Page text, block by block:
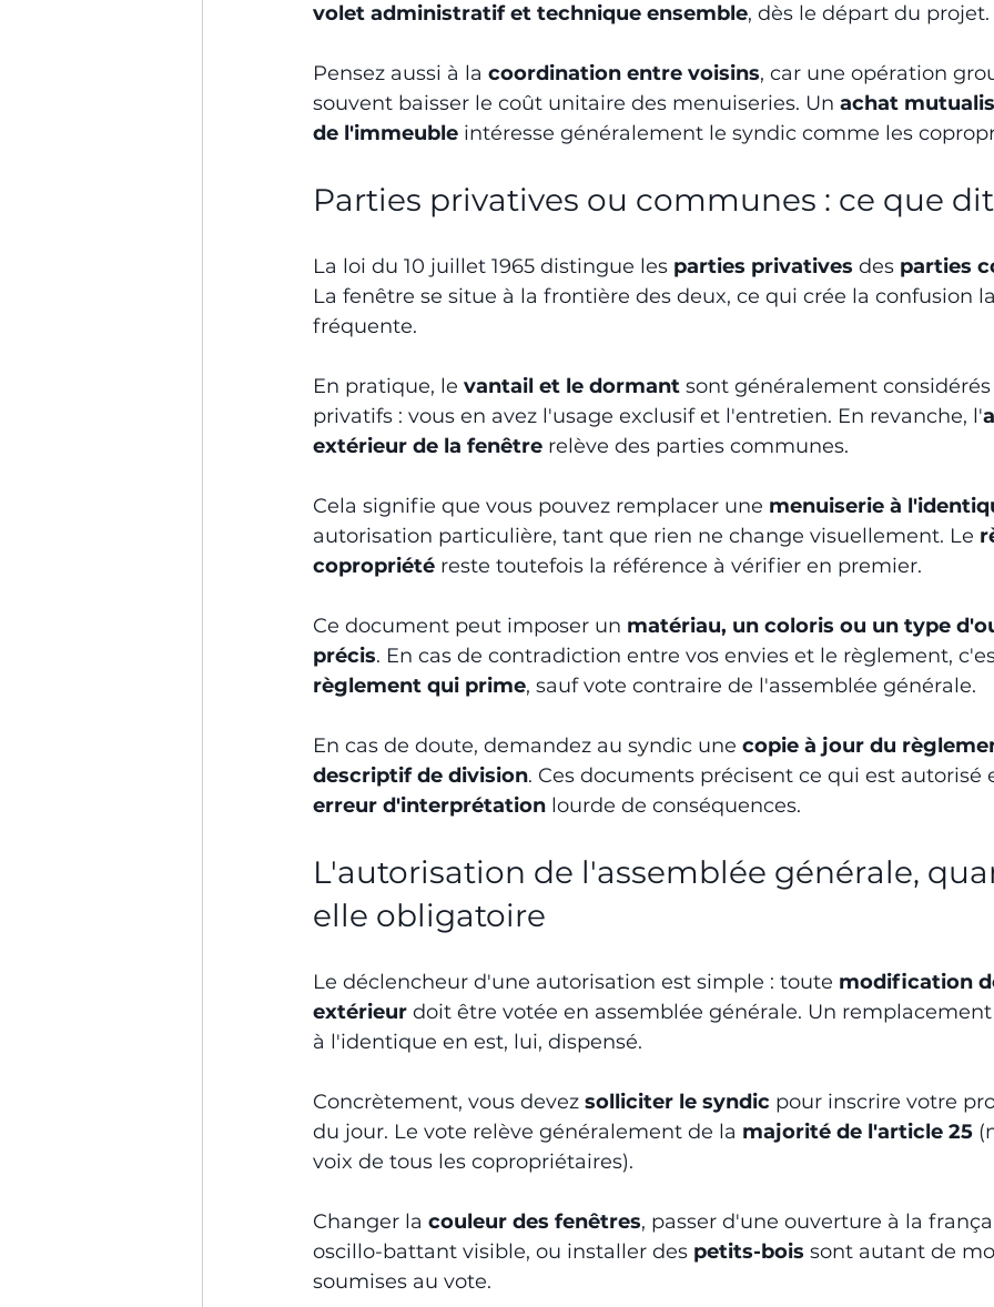
volet administratif et technique ensemble, dès le départ du projet.
Pensez aussi à la coordination entre voisins, car une opération
souvent baisser le coût unitaire des menuiseries. Un achat
de l'immeuble intéresse généralement le syndic comme les
Parties privatives ou communes : ce que
La loi du 10 juillet 1965 distingue les parties privatives des parties
La fenêtre se situe à la frontière des deux, ce qui crée la confusion
fréquente.
En pratique, le vantail et le dormant sont généralement
privatifs : vous en avez l'usage exclusif et l'entretien. En revanche, l'
extérieur de la fenêtre relève des parties communes.
Cela signifie que vous pouvez remplacer une menuiserie à
autorisation particulière, tant que rien ne change visuellement. Le
copropriété reste toutefois la référence à vérifier en premier.
Ce document peut imposer un matériau, un coloris ou un type
précis. En cas de contradiction entre vos envies et le règlement,
règlement qui prime, sauf vote contraire de l'assemblée générale.
En cas de doute, demandez au syndic une copie à jour du
descriptif de division. Ces documents précisent ce qui est autorisé
erreur d'interprétation lourde de conséquences.
L'autorisation de l'assemblée générale,
elle obligatoire
Le déclencheur d'une autorisation est simple : toute modification
extérieur doit être votée en assemblée générale. Un
à l'identique en est, lui, dispensé.
Concrètement, vous devez solliciter le syndic pour inscrire votre
du jour. Le vote relève généralement de la majorité de l'article 25
voix de tous les copropriétaires).
Changer la couleur des fenêtres, passer d'une ouverture à la
oscillo-battant visible, ou installer des petits-bois sont autant de
soumises au vote.